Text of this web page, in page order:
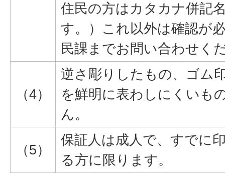
住民の方はカタカナ併記
す。）これ以外は確認が
民課までお問い合わせく
（4）
逆さ彫りしたもの、ゴム
を鮮明に表わしにくいも
ん。
（5）
保証人は成人で、すでに
る方に限ります。